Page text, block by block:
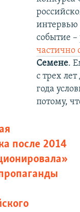
интервью
событие
частично
Семене.
с трех
года
потому,
после 2014